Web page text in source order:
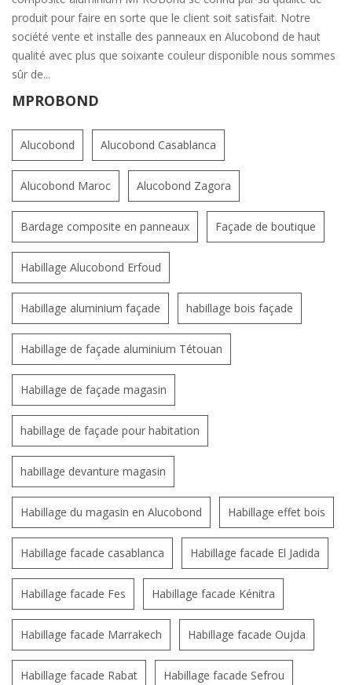
produit pour faire en sorte que le client soit satisfait. Notre
société vente et installe des panneaux en Alucobond de haut
qualité avec plus que soixante couleur disponible nous sommes
sûr de...
MPROBOND
Alucobond Alucobond Casablanca
Alucobond Maroc Alucobond Zagora
Bardage composite en panneaux Façade de boutique
Habillage Alucobond Erfoud
Habillage aluminium façade habillage bois façade
Habillage de façade aluminium Tétouan
Habillage de façade magasin
habillage de façade pour habitation
habillage devanture magasin
Habillage du magasin en Alucobond Habillage effet bois
Habillage facade casablanca Habillage facade El Jadida
Habillage facade Fes Habillage facade Kénitra
Habillage facade Marrakech Habillage facade Oujda
Habillage facade Rabat Habillage facade Sefrou